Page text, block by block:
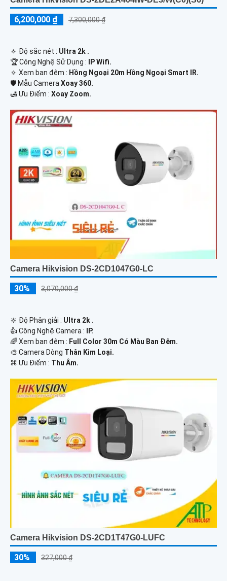
6,200,000 ₫ 7,300,000 ₫
🔅 Độ sắc nét : Ultra 2k .
🏆 Công Nghệ Sử Dụng :
IP Wifi.
🔅 Xem ban đêm : Hồng Ngoại 20m Hồng Ngoại Smart IR.
🛡 Mẫu Camera Xoay 360.
️🛃 Ưu Điểm : Xoay Zoom.
Camera Hikvision DS-2CD1047G0-LC
30% 3,070,000 ₫
🔆 Độ Phân giải : Ultra 2k .
👍 Công Nghệ Camera :
IP.
🌈 Xem ban đêm : Full Color 30m Có Màu Ban Đêm.
🎨 Camera Dòng Thân Kim Loại.
️⌘ Ưu Điểm : Thu Âm.
Camera Hikvision DS-2CD1T47G0-LUFC
30% 327,000 ₫